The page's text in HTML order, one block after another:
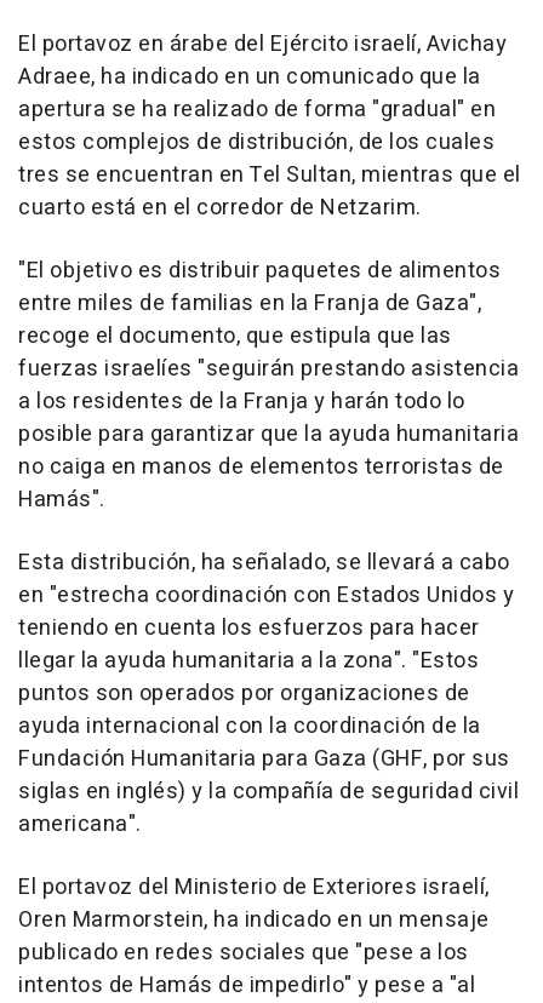
El portavoz en árabe del Ejército israelí, Avichay
Adraee, ha indicado en un comunicado que la
apertura se ha realizado de forma "gradual" en
estos complejos de distribución, de los cuales
tres se encuentran en Tel Sultan, mientras que el
cuarto está en el corredor de Netzarim.
"El objetivo es distribuir paquetes de alimentos
entre miles de familias en la Franja de Gaza",
recoge el documento, que estipula que las
fuerzas israelíes "seguirán prestando asistencia
a los residentes de la Franja y harán todo lo
posible para garantizar que la ayuda humanitaria
no caiga en manos de elementos terroristas de
Hamás".
Esta distribución, ha señalado, se llevará a cabo
en "estrecha coordinación con Estados Unidos y
teniendo en cuenta los esfuerzos para hacer
llegar la ayuda humanitaria a la zona". "Estos
puntos son operados por organizaciones de
ayuda internacional con la coordinación de la
Fundación Humanitaria para Gaza (GHF, por sus
siglas en inglés) y la compañía de seguridad civil
americana".
El portavoz del Ministerio de Exteriores israelí,
Oren Marmorstein, ha indicado en un mensaje
publicado en redes sociales que "pese a los
intentos de Hamás de impedirlo" y pese a "al